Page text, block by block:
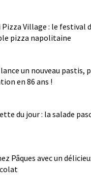
Village : le festival
pizza napolitaine
un nouveau pastis,
en 86 ans !
du jour : la salade
Pâques avec un